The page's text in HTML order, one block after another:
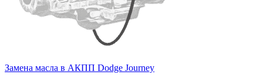
Замена масла в АКПП Dodge Journey